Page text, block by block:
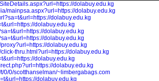
dolabuy.edu.kg
mainpsa.aspx?url=https://dolabuy.edu.kg
dolabuy.edu.kg
dolabuy.edu.kg
dolabuy.edu.kg
dolabuy.edu.kg
dolabuy.edu.kg
thru.html?url=https://dolabuy.edu.kg
dolabuy.edu.kg
dolabuy.edu.kg
0/0/scotthanselman/~limbergabags.com
dolabuy.edu.kg